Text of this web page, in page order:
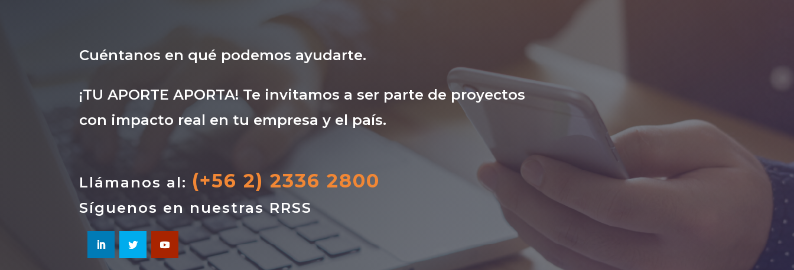
Cuéntanos en qué podemos ayudarte.
¡TU APORTE APORTA! Te invitamos a ser parte de proyectos
con impacto real en tu empresa y el país.
Llámanos al: (+56 2) 2336 2800
Síguenos en nuestras RRSS